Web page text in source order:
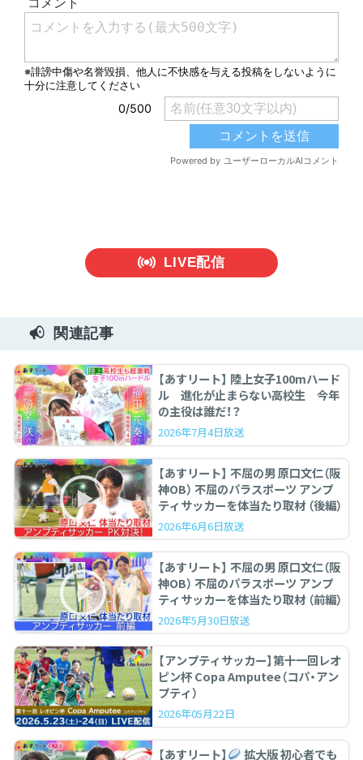
LIVE配信
関連記事
【あすリート】 陸上女子100mハード
ル 進化が止まらない高校生 今年
の主役は誰だ！？
2026年7月4日放送
【あすリート】 不屈の男 原口文仁（阪
神OB） 不屈のパラスポーツ アンプ
ティサッカーを体当たり取材 （後編）
2026年6月6日放送
【あすリート】 不屈の男 原口文仁（阪
神OB） 不屈のパラスポーツ アンプ
ティサッカーを体当たり取材 （前編）
2026年5月30日放送
【アンプティサッカー】第十一回レオ
ピン杯 Copa Amputee（コパ・アン
プティ）
2026年05月22日
【あすリート】 拡大版 初心者でも